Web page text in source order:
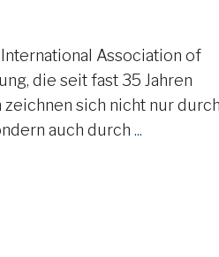
Association of
die seit fast 35 Jahren
sich nicht nur durch
auch durch ...